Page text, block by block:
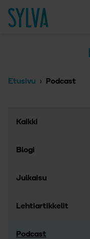
Etusivu Podcast
Kaikki
Blogi
Julkaisu
Lehtiartikkelit
Podcast